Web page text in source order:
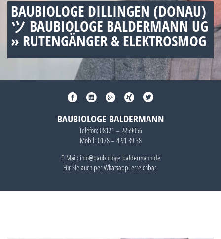
BAUBIOLOGE DILLINGEN (DONAU)
ツ BAUBIOLOGE BALDERMANN UG
» RUTENGÄNGER & ELEKTROSMOG
BAUBIOLOGE BALDERMANN
Telefon: 08121 – 2259056
Mobil: 0178 – 4 91 39 38
E-Mail: info@baubiologe-baldermann.de
Für Sie auch perWhatsapp!erreichbar.